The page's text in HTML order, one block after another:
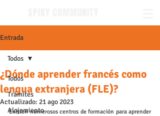
Entrada
Todos
Trámites
Alojamiento
Todos
¿Dónde aprender francés como
lengua extranjera (FLE)?
Actualizado: 21 ago 2023
Existen numerosos centros de formación para aprender